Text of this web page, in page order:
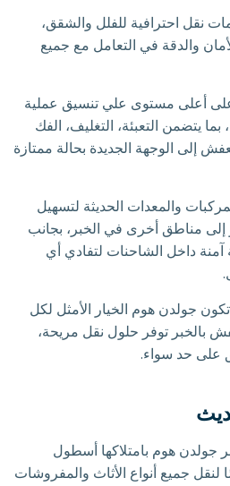
نقل احترافية للفلل والشقق،
والدقة في التعامل مع جميع
أعلى مستوى علي تنسيق عملية
بما يتضمن التعبئة، التغليف، الفك
إلى الوجهة الجديدة بحالة ممتازة
والمعدات الحديثة لتسهيل
إلى مناطق أخرى في الخبر، بجانب
آمنة داخل الشاحنات لتفادي أي
جولدن هوم الخيار الأمثل لكل
توفر حلول نقل مريحة،
على حد سواء.
جولدن هوم بامتلاكها أسطول
جميع أنواع الأثاث والمفروشات